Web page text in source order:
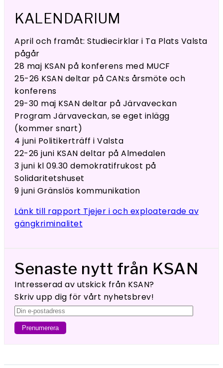
KALENDARIUM
April och framåt: Studiecirklar i Ta Plats Valsta
pågår
28 maj KSAN på konferens med MUCF
25-26 KSAN deltar på CAN:s årsmöte och
konferens
29-30 maj KSAN deltar på Järvaveckan
Program Järvaveckan, se eget inlägg
(kommer snart)
4 juni Politikerträff i Valsta
22-26 juni KSAN deltar på Almedalen
3 juni kl 09.30 demokratifrukost på
Solidaritetshuset
9 juni Gränslös kommunikation
Länk till rapport Tjejer i och exploaterade av
gängkriminalitet
Senaste nytt från KSAN
Intresserad av utskick från KSAN?
Skriv upp dig för vårt nyhetsbrev!